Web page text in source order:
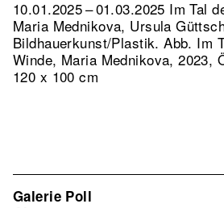
10.01.2025 – 01.03.2025 Im Tal
Maria Mednikova, Ursula
Bildhauerkunst/Plastik.Abb. Im
Winde, Maria Mednikova, 2023,
120 x 100 cm
Galerie Poll